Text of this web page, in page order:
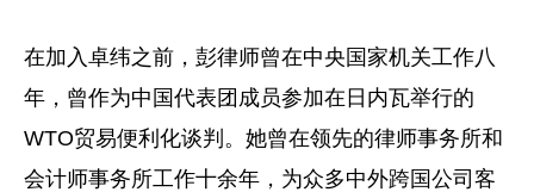
在加入卓纬之前，彭律师曾在中央国家机关工作八
年，曾作为中国代表团成员参加在日内瓦举行的
WTO贸易便利化谈判。她曾在领先的律师事务所和
会计师事务所工作十余年，为众多中外跨国公司客